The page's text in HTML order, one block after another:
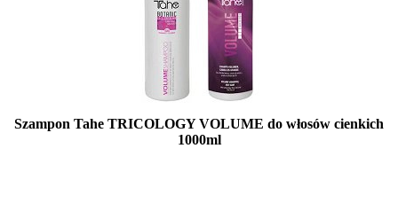
Szampon Tahe TRICOLOGY VOLUME do włosów cienkich
1000ml